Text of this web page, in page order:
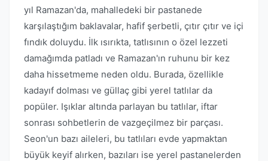
yıl Ramazan'da, mahalledeki bir pastanede
karşılaştığım baklavalar, hafif şerbetli, çıtır çıtır ve içi
fındık doluydu. İlk ısırıkta, tatlısının o özel lezzeti
damağımda patladı ve Ramazan'ın ruhunu bir kez
daha hissetmeme neden oldu. Burada, özellikle
kadayıf dolması ve güllaç gibi yerel tatlılar da
popüler. Işıklar altında parlayan bu tatlılar, iftar
sonrası sohbetlerin de vazgeçilmez bir parçası.
Seon'un bazı aileleri, bu tatlıları evde yapmaktan
büyük keyif alırken, bazıları ise yerel pastanelerden